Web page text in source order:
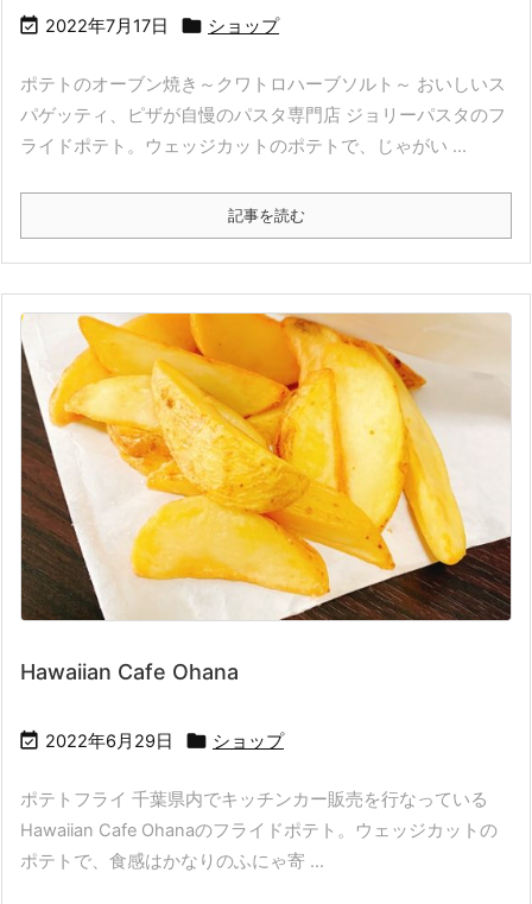
 2022年7月17日  ショップ
ポテトのオーブン焼き～クワトロハーブソルト～ おいしいス
パゲッティ、ピザが自慢のパスタ専門店 ジョリーパスタのフ
ライドポテト。ウェッジカットのポテトで、じゃがい ...
記事を読む
Hawaiian Cafe Ohana
 2022年6月29日  ショップ
ポテトフライ 千葉県内でキッチンカー販売を行なっている
Hawaiian Cafe Ohanaのフライドポテト。ウェッジカットの
ポテトで、食感はかなりのふにゃ寄 ...